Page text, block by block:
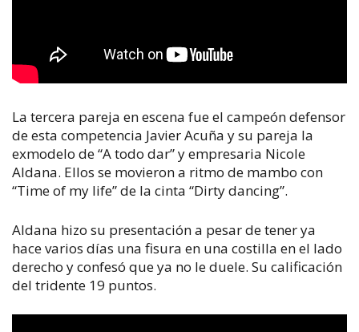
La tercera pareja en escena fue el campeón defensor
de esta competencia Javier Acuña y su pareja la
exmodelo de “A todo dar” y empresaria Nicole
Aldana. Ellos se movieron a ritmo de mambo con
“Time of my life” de la cinta “Dirty dancing”.
Aldana hizo su presentación a pesar de tener ya
hace varios días una fisura en una costilla en el lado
derecho y confesó que ya no le duele. Su calificación
del tridente 19 puntos.